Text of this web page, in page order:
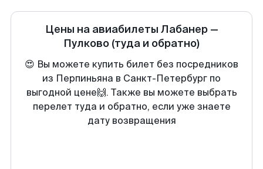
Цены на авиабилеты Лабанер—
Пулково (туда и обратно)
😍 Вы можете купить билет без посредников
из Перпиньяна в Санкт-Петербург по
выгодной цене🙌. Также вы можете выбрать
перелет туда и обратно, если уже знаете
дату возвращения